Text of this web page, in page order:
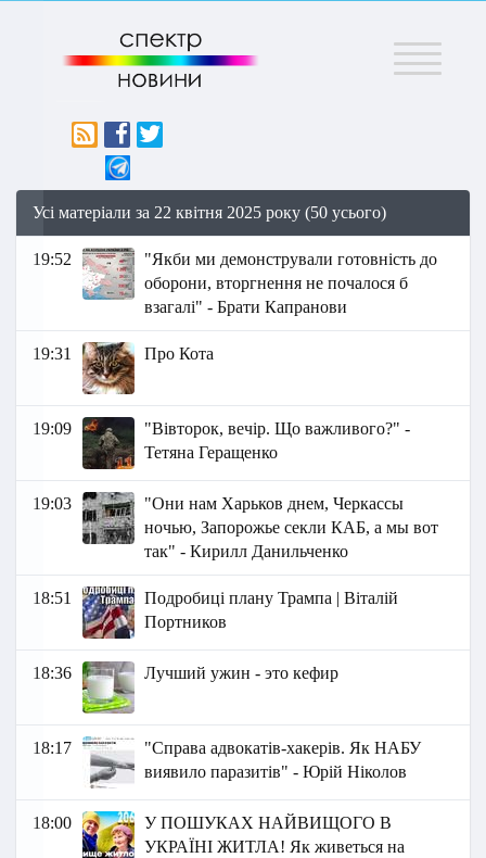
Меню
Усі матеріали за 22 квітня 2025 року (50 усього)
19:52
"Якби ми демонстрували готовність до
оборони, вторгнення не почалося б
взагалі" - Брати Капранови
19:31 Про Кота
19:09
"Вівторок, вечір. Що важливого?" -
Тетяна Геращенко
19:03
"Они нам Харьков днем, Черкассы
ночью, Запорожье секли КАБ, а мы вот
так" - Кирилл Данильченко
18:51
Подробиці плану Трампа | Віталій
Портников
18:36 Лучший ужин - это кефир
18:17
"Справа адвокатів-хакерів. Як НАБУ
виявило паразитів" - Юрій Ніколов
18:00
У ПОШУКАХ НАЙВИЩОГО В
УКРАЇНІ ЖИТЛА! Як живеться на